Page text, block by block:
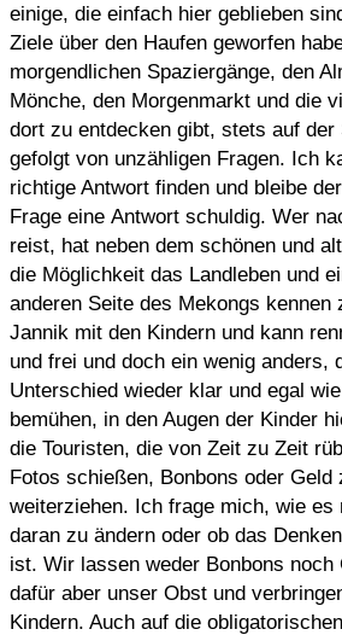
einige, die einfach hier geblieben
Ziele über den Haufen geworfen
morgendlichen Spaziergänge, den
Mönche, den Morgenmarkt und die
dort zu entdecken gibt, stets auf der
gefolgt von unzähligen Fragen. Ich
richtige Antwort finden und bleibe
Frage eine Antwort schuldig. Wer
reist, hat neben dem schönen und
die Möglichkeit das Landleben und
anderen Seite des Mekongs kennen
Jannik mit den Kindern und kann
und frei und doch ein wenig anders,
Unterschied wieder klar und egal
bemühen, in den Augen der Kinder
die Touristen, die von Zeit zu Zeit
Fotos schießen, Bonbons oder Geld
weiterziehen. Ich frage mich, wie es
daran zu ändern oder ob das
ist. Wir lassen weder Bonbons noch
dafür aber unser Obst und
Kindern. Auch auf die